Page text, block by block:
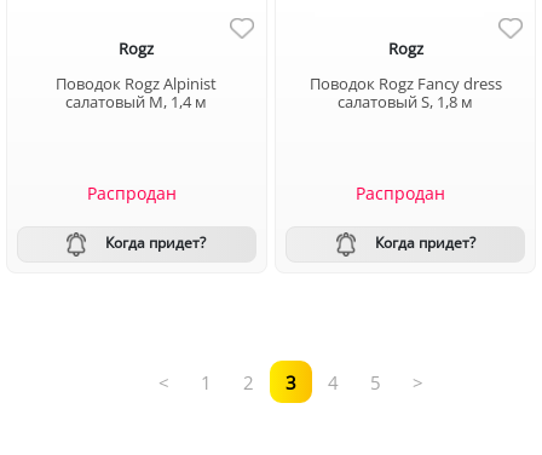
Rogz
Поводок Rogz Alpinist
салатовый М, 1,4 м
Распродан
Когда придет?
Rogz
Поводок Rogz Fancy dress
салатовый S, 1,8 м
Распродан
Когда придет?
< 1 2 3 4 5 >